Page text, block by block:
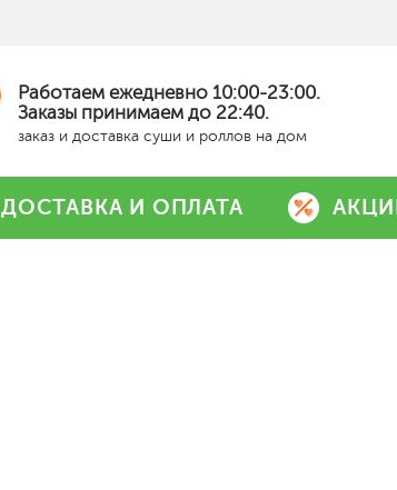
Работаем ежедневно 10:00-23:00.
Заказы принимаем до 22:40.
заказ и доставка суши и роллов на дом
ДОСТАВКА И ОПЛАТА